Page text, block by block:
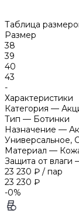
Таблица
Размер
38
39
40
43
-
Характеристики
Категория —
Тип — Ботинки
Назначение —
Универсальное,
Материал —
Защита от влаги
23 230 ₽ / пар
23 230 ₽
-0%